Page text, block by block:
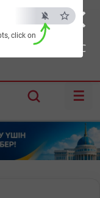
×
ESC
click on
Шымкент:28°C
☰